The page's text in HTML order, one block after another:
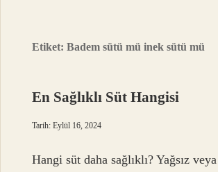
Etiket:Badem sütü mü inek sütü mü
En Sağlıklı Süt Hangisi
Tarih: Eylül 16, 2024
Hangi süt daha sağlıklı? Yağsız